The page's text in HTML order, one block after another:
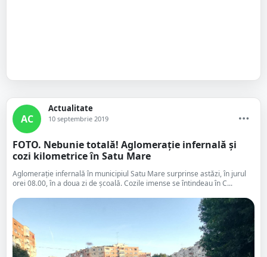
AC
Actualitate
10 septembrie 2019
FOTO. Nebunie totală! Aglomerație infernală și
cozi kilometrice în Satu Mare
Aglomerație infernală în municipiul Satu Mare surprinse astăzi, în jurul
orei 08.00, în a doua zi de școală. Cozile imense se întindeau în C...